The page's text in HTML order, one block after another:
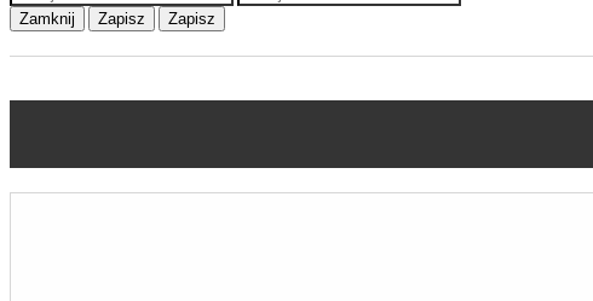
Zamknij Zapisz Zapisz